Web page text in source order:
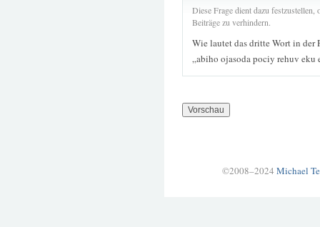
Diese Frage dient dazu
Beiträge zu verhindern.
Wie lautet das dritte Wort in der
„abiho ojasoda pociy rehuv eku
©2008–2024 Michael